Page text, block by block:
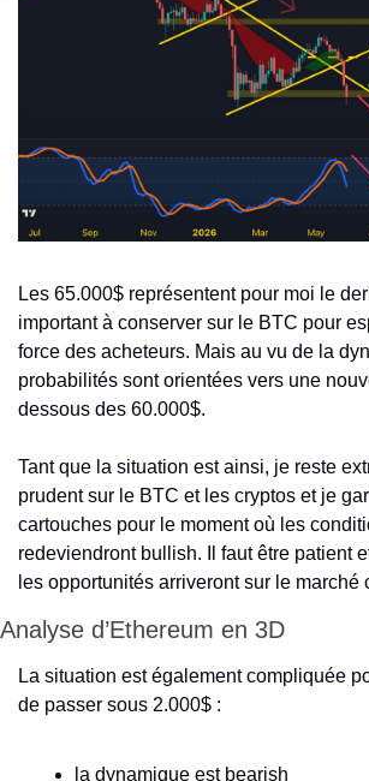
Les 65.000$ représentent pour moi le
important à conserver sur le BTC pour
force des acheteurs. Mais au vu de la
probabilités sont orientées vers une
dessous des 60.000$.
Tant que la situation est ainsi, je reste
prudent sur le BTC et les cryptos et je
cartouches pour le moment où les
redeviendront bullish. Il faut être patient
les opportunités arriveront sur le marché
Analyse d’Ethereum en 3D
La situation est également compliquée
de passer sous 2.000$ :
la dynamique est bearish